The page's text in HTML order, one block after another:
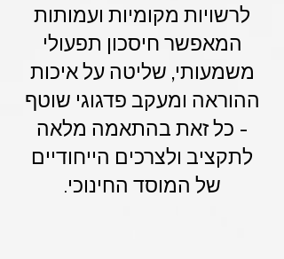
לרשויות מקומיות ועמותות
המאפשר חיסכון תפעולי
משמעותי, שליטה על איכות
ההוראה ומעקב פדגוגי שוטף
- כל זאת בהתאמה מלאה
לתקציב ולצרכים הייחודיים
של המוסד החינוכי.